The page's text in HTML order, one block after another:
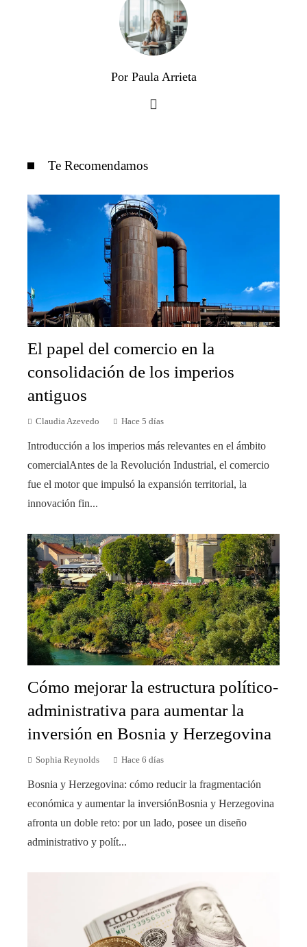
Por Paula Arrieta
Te Recomendamos
El papel del comercio en la
consolidación de los imperios
antiguos
Claudia Azevedo Hace 5 días
Introducción a los imperios más relevantes en el ámbito
comercialAntes de la Revolución Industrial, el comercio
fue el motor que impulsó la expansión territorial, la
innovación fin...
Cómo mejorar la estructura político-
administrativa para aumentar la
inversión en Bosnia y Herzegovina
Sophia Reynolds Hace 6 días
Bosnia y Herzegovina: cómo reducir la fragmentación
económica y aumentar la inversiónBosnia y Herzegovina
afronta un doble reto: por un lado, posee un diseño
administrativo y polít...